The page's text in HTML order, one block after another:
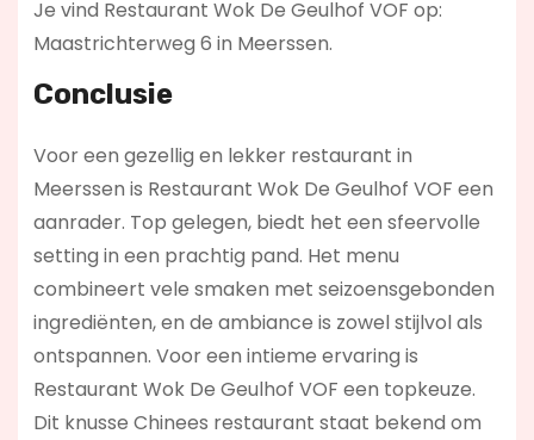
Je vind Restaurant Wok De Geulhof VOF op:
Maastrichterweg 6 in Meerssen.
Conclusie
Voor een gezellig en lekker restaurant in
Meerssen is Restaurant Wok De Geulhof VOF een
aanrader. Top gelegen, biedt het een sfeervolle
setting in een prachtig pand. Het menu
combineert vele smaken met seizoensgebonden
ingrediënten, en de ambiance is zowel stijlvol als
ontspannen. Voor een intieme ervaring is
Restaurant Wok De Geulhof VOF een topkeuze.
Dit knusse Chinees restaurant staat bekend om